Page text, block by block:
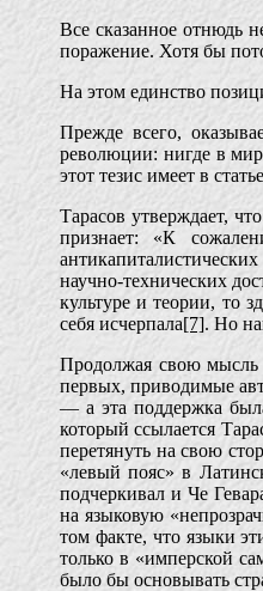
Все сказанное отнюдь
поражение. Хотя бы
На этом единство
Прежде всего,
революции: нигде в
этот тезис имеет в
Тарасов утверждает,
признает: «К
научно-технических
культуре и теории, то
себя исчерпала[7]. Но
Продолжая свою мысль
первых, приводимые
— а эта поддержка
который ссылается
перетянуть на свою
«левый пояс» в
подчеркивал и Че
на языковую
том факте, что языки
только в «имперской
было бы основывать